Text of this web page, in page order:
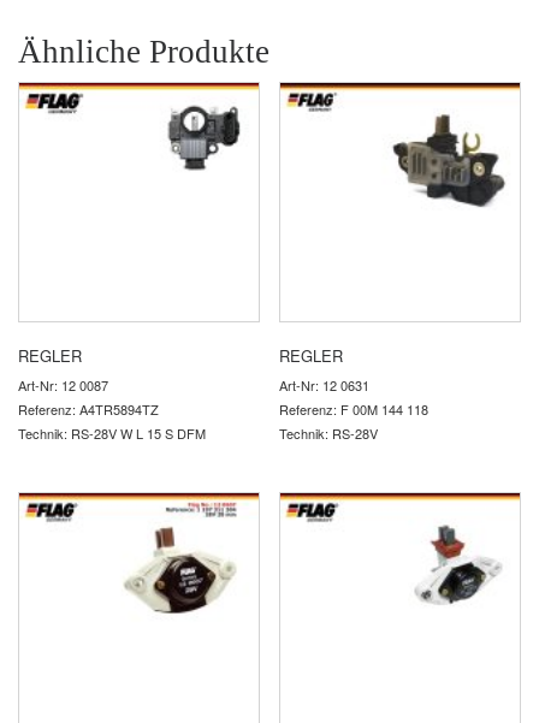
Ähnliche Produkte
REGLER
Art-Nr: 12 0087
Referenz: A4TR5894TZ
Technik: RS-28V W L 15 S DFM
REGLER
Art-Nr: 12 0631
Referenz: F 00M 144 118
Technik: RS-28V